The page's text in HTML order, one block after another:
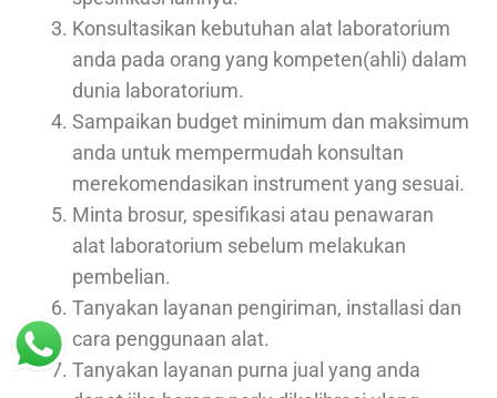
Konsultasikan kebutuhan alat laboratorium
anda pada orang yang kompeten(ahli) dalam
dunia laboratorium.
Sampaikan budget minimum dan maksimum
anda untuk mempermudah konsultan
merekomendasikan instrument yang sesuai.
Minta brosur, spesifikasi atau penawaran
alat laboratorium sebelum melakukan
pembelian.
Tanyakan layanan pengiriman, installasi dan
cara penggunaan alat.
Tanyakan layanan purna jual yang anda